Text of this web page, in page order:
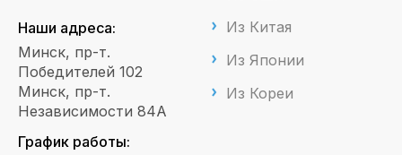
Наши адреса:
Минск, пр-т.
Победителей 102
Минск, пр-т.
Независимости 84А
График работы:
Из Китая
Из Японии
Из Кореи